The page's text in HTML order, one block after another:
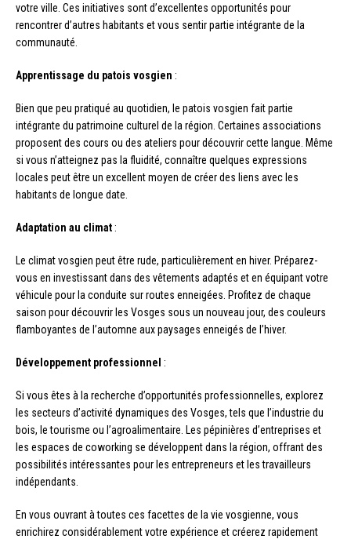
votre ville. Ces initiatives sont d’excellentes opportunités pour
rencontrer d’autres habitants et vous sentir partie intégrante de la
communauté.
Apprentissage du patois vosgien :
Bien que peu pratiqué au quotidien, le patois vosgien fait partie
intégrante du patrimoine culturel de la région. Certaines associations
proposent des cours ou des ateliers pour découvrir cette langue. Même
si vous n’atteignez pas la fluidité, connaître quelques expressions
locales peut être un excellent moyen de créer des liens avec les
habitants de longue date.
Adaptation au climat :
Le climat vosgien peut être rude, particulièrement en hiver. Préparez-
vous en investissant dans des vêtements adaptés et en équipant votre
véhicule pour la conduite sur routes enneigées. Profitez de chaque
saison pour découvrir les Vosges sous un nouveau jour, des couleurs
flamboyantes de l’automne aux paysages enneigés de l’hiver.
Développement professionnel :
Si vous êtes à la recherche d’opportunités professionnelles, explorez
les secteurs d’activité dynamiques des Vosges, tels que l’industrie du
bois, le tourisme ou l’agroalimentaire. Les pépinières d’entreprises et
les espaces de coworking se développent dans la région, offrant des
possibilités intéressantes pour les entrepreneurs et les travailleurs
indépendants.
En vous ouvrant à toutes ces facettes de la vie vosgienne, vous
enrichirez considérablement votre expérience et créerez rapidement